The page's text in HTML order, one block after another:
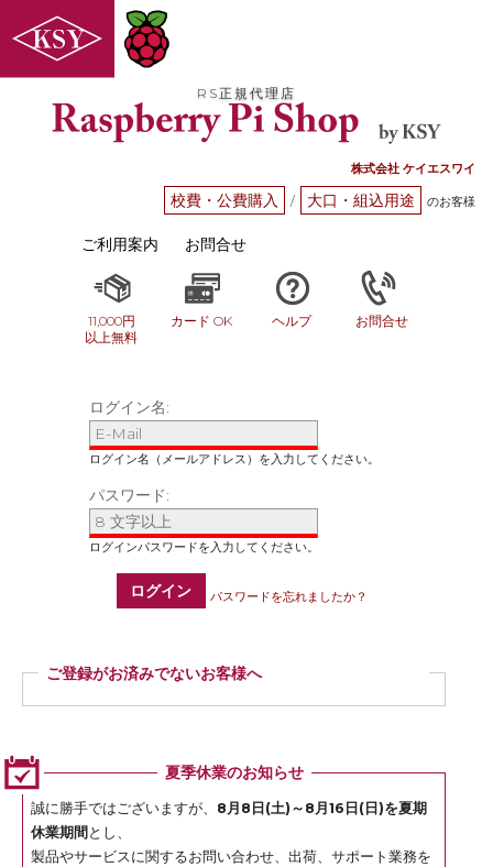
RS正規代理店
株式会社 ケイエスワイ
校費・公費購入 / 大口・組込用途 のお客様
ご利用案内 お問合せ
11,000円
以上無料
カード OK ヘルプ お問合せ
ログイン名:
パスワード:
ログイン パスワードを忘れましたか？
ご登録がお済みでないお客様へ
ご登録いただくと商品ご購入の際、お届け先情報などを毎回ご入力いただかなく
夏季休業のお知らせ
誠に勝手ではございますが、 8月8日(土)～8月16日(日)を夏期
休業期間 とし、
製品やサービスに関するお問い合わせ、出荷、サポート業務を